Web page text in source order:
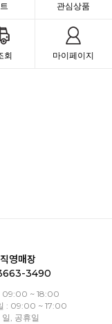
관심상품
회 마이페이지
영매장
3490
09:00 ~ 18:00
: 09:00 ~ 17:00
일, 공휴일